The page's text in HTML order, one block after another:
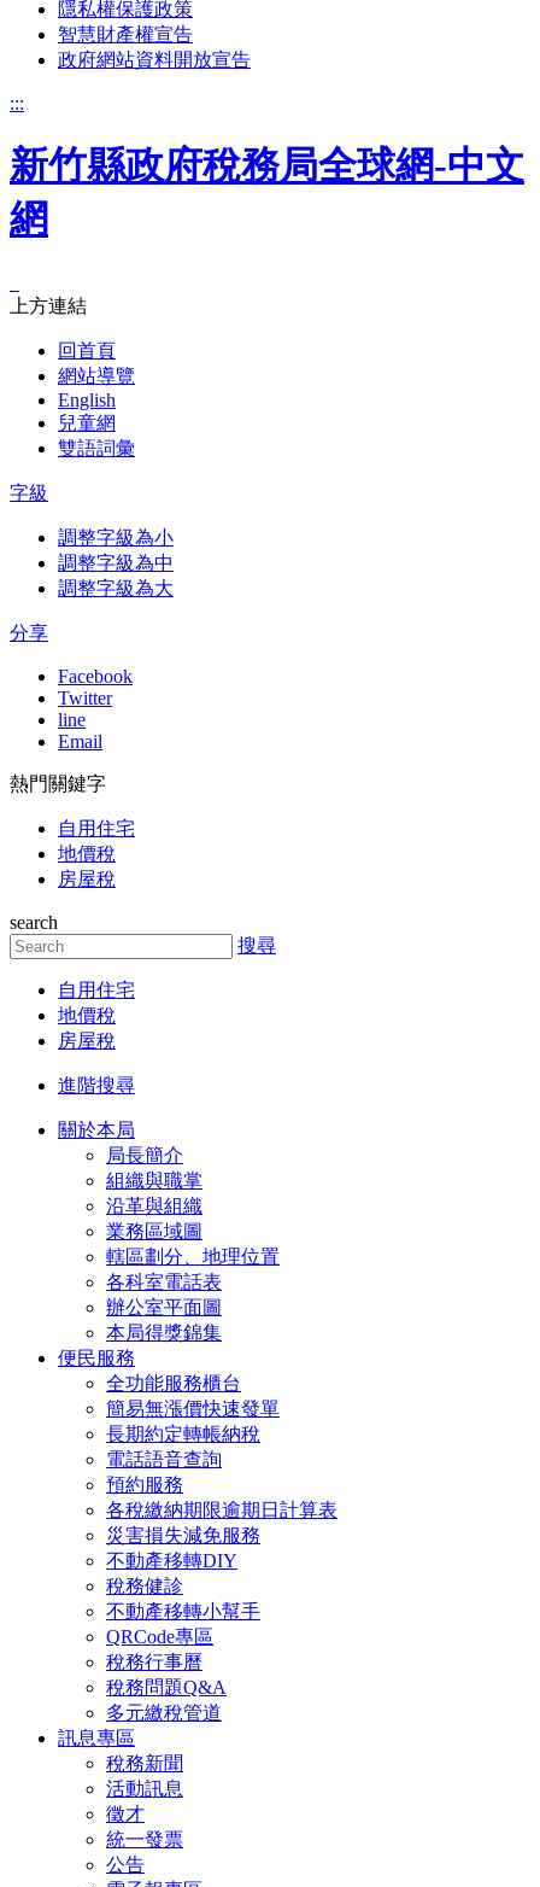
隱私權保護政策
智慧財產權宣告
政府網站資料開放宣告
:::
新竹縣政府稅務局全球網-中文
網
上方連結
回首頁
網站導覽
English
兒童網
雙語詞彙
字級
調整字級為小
調整字級為中
調整字級為大
分享
Facebook
Twitter
line
Email
熱門關鍵字
自用住宅
地價稅
房屋稅
search
搜尋
自用住宅
地價稅
房屋稅
進階搜尋
關於本局
局長簡介
組織與職掌
沿革與組織
業務區域圖
轄區劃分、地理位置
各科室電話表
辦公室平面圖
本局得獎錦集
便民服務
全功能服務櫃台
簡易無漲價快速發單
長期約定轉帳納稅
電話語音查詢
預約服務
各稅繳納期限逾期日計算表
災害損失減免服務
不動產移轉DIY
稅務健診
不動產移轉小幫手
QRCode專區
稅務行事曆
稅務問題Q&A
多元繳稅管道
訊息專區
稅務新聞
活動訊息
徵才
統一發票
公告